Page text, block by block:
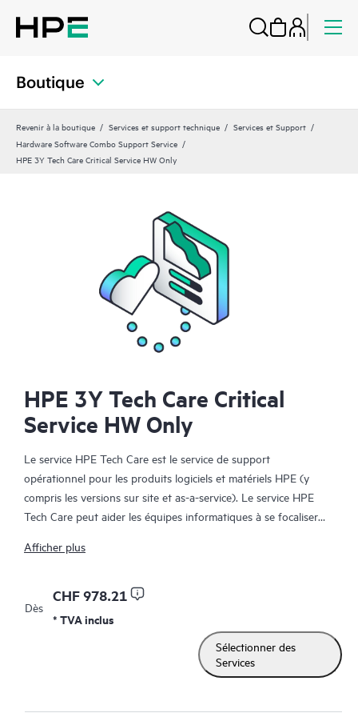
Boutique
Revenir à la boutique Services et support technique
Services et Support
Hardware Software Combo Support Service
HPE 3Y Tech Care Critical Service HW Only
HPE 3Y Tech Care Critical
Service HW Only
Le service HPE Tech Care est le service de support
opérationnel pour les produits logiciels et matériels HPE (y
compris les versions sur site et as-a-service). Le service HPE
Tech Care peut aider les équipes informatiques à se focaliser
chercher proactivement de meilleures méthodes de travail,
Le service HPE Tech Care établit un accès direct à des
spécialistes produit et fournit des conseils techniques généraux,
qui aideront les Clients à réduire les risques et à trouver des
méthodes de travail plus efficaces. Les Clients du service HPE
Afficher plus
Dès
CHF 978.21
* TVA inclus
Sélectionner des
Services